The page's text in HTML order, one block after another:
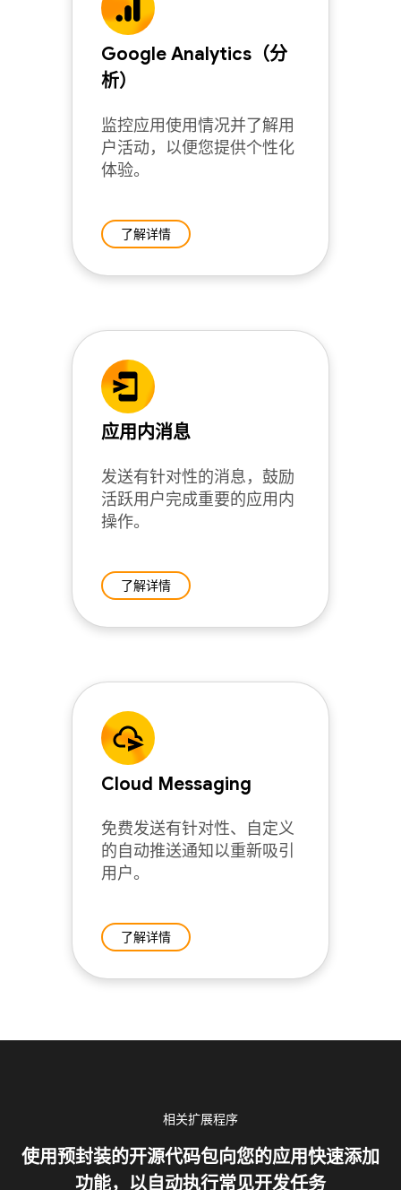
Google Analytics（分
析）
监控应用使用情况并了解用
户活动，以便您提供个性化
体验。
了解详情
应用内消息
发送有针对性的消息，鼓励
活跃用户完成重要的应用内
操作。
了解详情
Cloud Messaging
免费发送有针对性、自定义
的自动推送通知以重新吸引
用户。
了解详情
相关扩展程序
使用预封装的开源代码包向您的应用快速添加
功能，以自动执行常见开发任务